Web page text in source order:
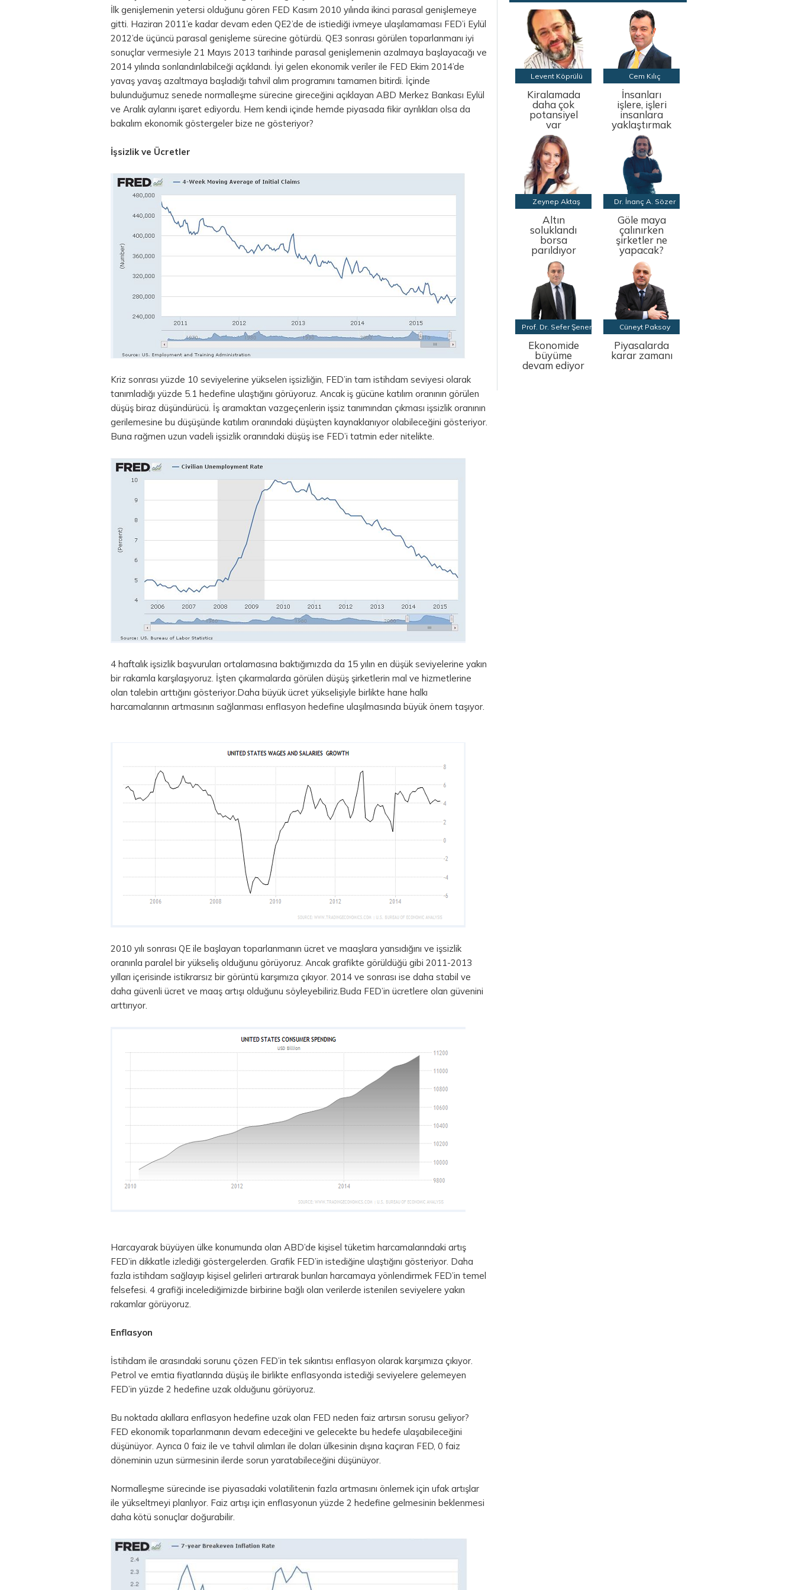
İlk genişlemenin yetersi olduğunu gören FED Kasım 2010 yılında ikinci parasal genişlemeye
gitti. Haziran 2011’e kadar devam eden QE2’de de istiediği ivmeye ulaşılamaması FED’i Eylül
2012’de üçüncü parasal genişleme sürecine götürdü. QE3 sonrası görülen toparlanmanı iyi
sonuçlar vermesiyle 21 Mayıs 2013 tarihinde parasal genişlemenin azalmaya başlayacağı ve
2014 yılında sonlandırılabilceği açıklandı. İyi gelen ekonomik veriler ile FED Ekim 2014’de
yavaş yavaş azaltmaya başladığı tahvil alım programını tamamen bitirdi. İçinde
bulunduğumuz senede normalleşme sürecine gireceğini açıklayan ABD Merkez Bankası Eylül
ve Aralık aylarını işaret ediyordu. Hem kendi içinde hemde piyasada fikir ayrılıkları olsa da
bakalım ekonomik göstergeler bize ne gösteriyor?
İşsizlik ve Ücretler
Kriz sonrası yüzde 10 seviyelerine yükselen işsizliğin, FED’in tam istihdam seviyesi olarak
tanımladığı yüzde 5.1 hedefine ulaştığını görüyoruz. Ancak iş gücüne katılım oranının görülen
düşüş biraz düşündürücü. İş aramaktan vazgeçenlerin işsiz tanımından çıkması işsizlik oranının
gerilemesine bu düşüşünde katılım oranındaki düşüşten kaynaklanıyor olabileceğini gösteriyor.
Buna rağmen uzun vadeli işsizlik oranındaki düşüş ise FED’i tatmin eder nitelikte.
4 haftalık işsizlik başvuruları ortalamasına baktığımızda da 15 yılın en düşük seviyelerine yakın
bir rakamla karşılaşıyoruz. İşten çıkarmalarda görülen düşüş şirketlerin mal ve hizmetlerine
olan talebin arttığını gösteriyor.Daha büyük ücret yükselişiyle birlikte hane halkı
harcamalarının artmasının sağlanması enflasyon hedefine ulaşılmasında büyük önem taşıyor.
2010 yılı sonrası QE ile başlayan toparlanmanın ücret ve maaşlara yansıdığını ve işsizlik
oranınla paralel bir yükseliş olduğunu görüyoruz. Ancak grafikte görüldüğü gibi 2011-2013
yılları içerisinde istikrarsız bir görüntü karşımıza çıkıyor. 2014 ve sonrası ise daha stabil ve
daha güvenli ücret ve maaş artışı olduğunu söyleyebiliriz.Buda FED’in ücretlere olan güvenini
arttırıyor.
Harcayarak büyüyen ülke konumunda olan ABD’de kişisel tüketim harcamalarındaki artış
FED’in dikkatle izlediği göstergelerden. Grafik FED’in istediğine ulaştığını gösteriyor. Daha
fazla istihdam sağlayıp kişisel gelirleri artırarak bunları harcamaya yönlendirmek FED’in temel
felsefesi. 4 grafiği incelediğimizde birbirine bağlı olan verilerde istenilen seviyelere yakın
rakamlar görüyoruz.
Enflasyon
İstihdam ile arasındaki sorunu çözen FED’in tek sıkıntısı enflasyon olarak karşımıza çıkıyor.
Petrol ve emtia fiyatlarında düşüş ile birlikte enflasyonda istediği seviyelere gelemeyen
FED’in yüzde 2 hedefine uzak olduğunu görüyoruz.
Bu noktada akıllara enflasyon hedefine uzak olan FED neden faiz artırsın sorusu geliyor?
FED ekonomik toparlanmanın devam edeceğini ve gelecekte bu hedefe ulaşabileceğini
düşünüyor. Ayrıca 0 faiz ile ve tahvil alımları ile doları ülkesinin dışına kaçıran FED, 0 faiz
döneminin uzun sürmesinin ilerde sorun yaratabileceğini düşünüyor.
Normalleşme sürecinde ise piyasadaki volatilitenin fazla artmasını önlemek için ufak artışlar
ile yükseltmeyi planlıyor. Faiz artışı için enflasyonun yüzde 2 hedefine gelmesinin beklenmesi
daha kötü sonuçlar doğurabilir.
Levent Köprülü
Kiralamada
daha çok
potansiyel
var
Cem Kılıç
İnsanları
işlere, işleri
insanlara
yaklaştırmak
Zeynep Aktaş
Altın
soluklandı
borsa
parıldıyor
Dr. İnanç A. Sözer
Göle maya
çalınırken
şirketler ne
yapacak?
Prof. Dr. Sefer Şener
Ekonomide
büyüme
devam ediyor
Cüneyt Paksoy
Piyasalarda
karar zamanı